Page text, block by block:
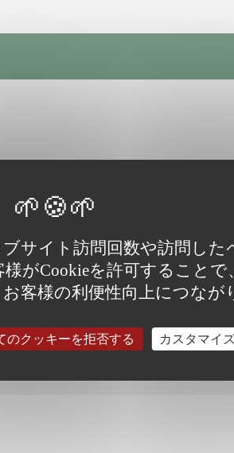
く。
レモンイエロー色。
株間3～5cmの密植栽培を推奨。
サイト訪問回数や訪問した
がCookieを許可することで
客様の利便性向上につなが
のクッキーを拒否する カスタマイ